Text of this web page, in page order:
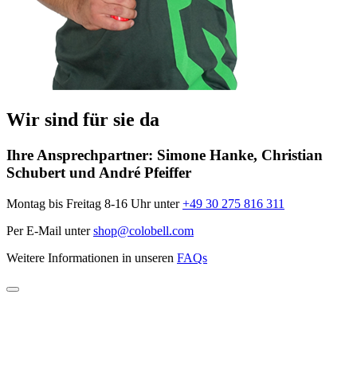
Wir sind für sie da
Ihre Ansprechpartner: Simone Hanke, Christian
Schubert und André Pfeiffer
Montag bis Freitag 8-16 Uhr unter+49 30 275 816 311
Per E-Mail untershop@colobell.com
Weitere Informationen in unseren FAQs